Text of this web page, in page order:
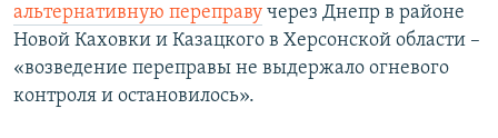
альтернативную переправу через Днепр в районе
Новой Каховки и Казацкого в Херсонской области –
«возведение переправы не выдержало огневого
контроля и остановилось».